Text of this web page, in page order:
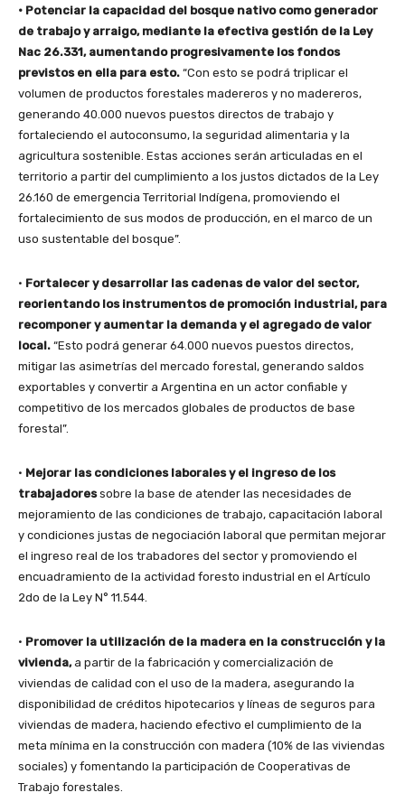
• Potenciar la capacidad del bosque nativo como generador
de trabajo y arraigo, mediante la efectiva gestión de la Ley
Nac 26.331, aumentando progresivamente los fondos
previstos en ella para esto. “Con esto se podrá triplicar el
volumen de productos forestales madereros y no madereros,
generando 40.000 nuevos puestos directos de trabajo y
fortaleciendo el autoconsumo, la seguridad alimentaria y la
agricultura sostenible. Estas acciones serán articuladas en el
territorio a partir del cumplimiento a los justos dictados de la Ley
26.160 de emergencia Territorial Indígena, promoviendo el
fortalecimiento de sus modos de producción, en el marco de un
uso sustentable del bosque”.
• Fortalecer y desarrollar las cadenas de valor del sector,
reorientando los instrumentos de promoción industrial, para
recomponer y aumentar la demanda y el agregado de valor
local. “Esto podrá generar 64.000 nuevos puestos directos,
mitigar las asimetrías del mercado forestal, generando saldos
exportables y convertir a Argentina en un actor confiable y
competitivo de los mercados globales de productos de base
forestal”.
• Mejorar las condiciones laborales y el ingreso de los
trabajadoressobre la base de atender las necesidades de
mejoramiento de las condiciones de trabajo, capacitación laboral
y condiciones justas de negociación laboral que permitan mejorar
el ingreso real de los trabadores del sector y promoviendo el
encuadramiento de la actividad foresto industrial en el Artículo
2do de la Ley N° 11.544.
• Promover la utilización de la madera en la construcción y la
vivienda,a partir de la fabricación y comercialización de
viviendas de calidad con el uso de la madera, asegurando la
disponibilidad de créditos hipotecarios y líneas de seguros para
viviendas de madera, haciendo efectivo el cumplimiento de la
meta mínima en la construcción con madera (10% de las viviendas
sociales) y fomentando la participación de Cooperativas de
Trabajo forestales.